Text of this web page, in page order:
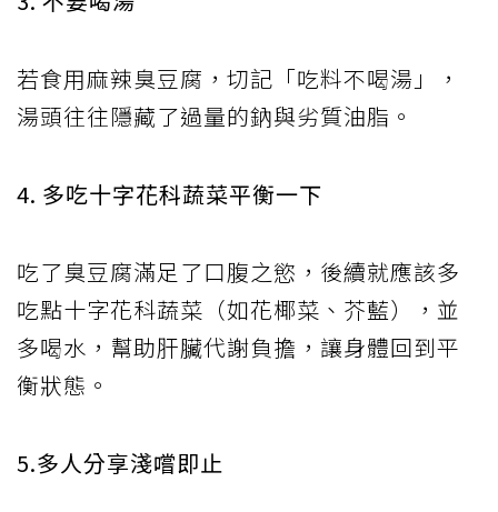
若食用麻辣臭豆腐，切記「吃料不喝湯」，
湯頭往往隱藏了過量的鈉與劣質油脂。
4. 多吃十字花科蔬菜平衡一下
吃了臭豆腐滿足了口腹之慾，後續就應該多
吃點十字花科蔬菜（如花椰菜、芥藍），並
多喝水，幫助肝臟代謝負擔，讓身體回到平
衡狀態。
5.多人分享淺嚐即止